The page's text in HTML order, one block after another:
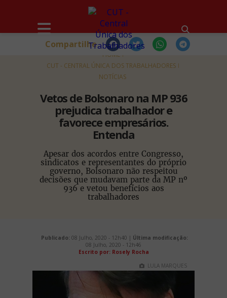
HOME
CUT - CENTRAL ÚNICA DOS TRABALHADORES
NOTÍCIAS
Vetos de Bolsonaro na MP 936
prejudica trabalhador e
favorece empresários.
Entenda
Apesar dos acordos entre Congresso,
sindicatos e representantes do próprio
governo, Bolsonaro não respeitou
decisões que mudavam parte da MP nº
936 e vetou benefícios aos
trabalhadores
Compartilhe
Publicado: 08 Julho, 2020 - 12h40 | Última modificação:
08 Julho, 2020 - 12h46
Escrito por: Rosely Rocha
LULA MARQUES